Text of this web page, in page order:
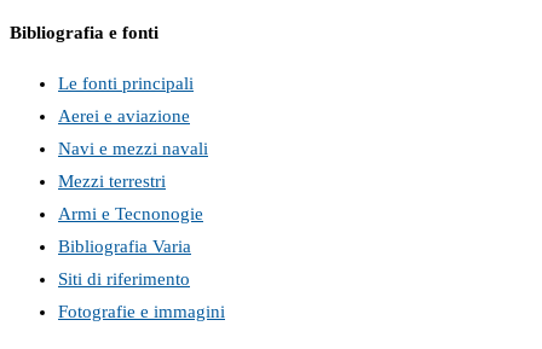
Bibliografia e fonti
Le fonti principali
Aerei e aviazione
Navi e mezzi navali
Mezzi terrestri
Armi e Tecnonogie
Bibliografia Varia
Siti di riferimento
Fotografie e immagini